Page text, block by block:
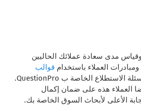
وقياس مدى سعادة عملائك الحاليين
العملاء باستخدام قوالب
وأسئلة الاستطلاع الخاصة ب QuestionPro.
العملاء هذه على ضمان إكمال
الأعلى لأبحاث السوق الخاصة بك.